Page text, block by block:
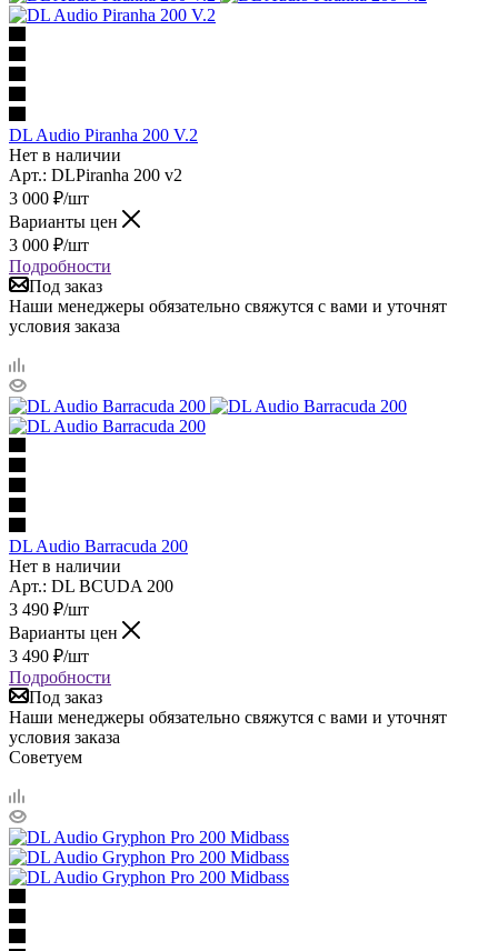
DL Audio Piranha 200 V.2
Нет в наличии
Арт.: DLPiranha 200 v2
3 000 ₽/шт
Варианты цен
3 000 ₽/шт
Подробности
Под заказ
Наши менеджеры обязательно свяжутся с вами и уточнят
условия заказа
DL Audio Barracuda 200
Нет в наличии
Арт.: DL BCUDA 200
3 490 ₽/шт
Варианты цен
3 490 ₽/шт
Подробности
Под заказ
Наши менеджеры обязательно свяжутся с вами и уточнят
условия заказа
Советуем